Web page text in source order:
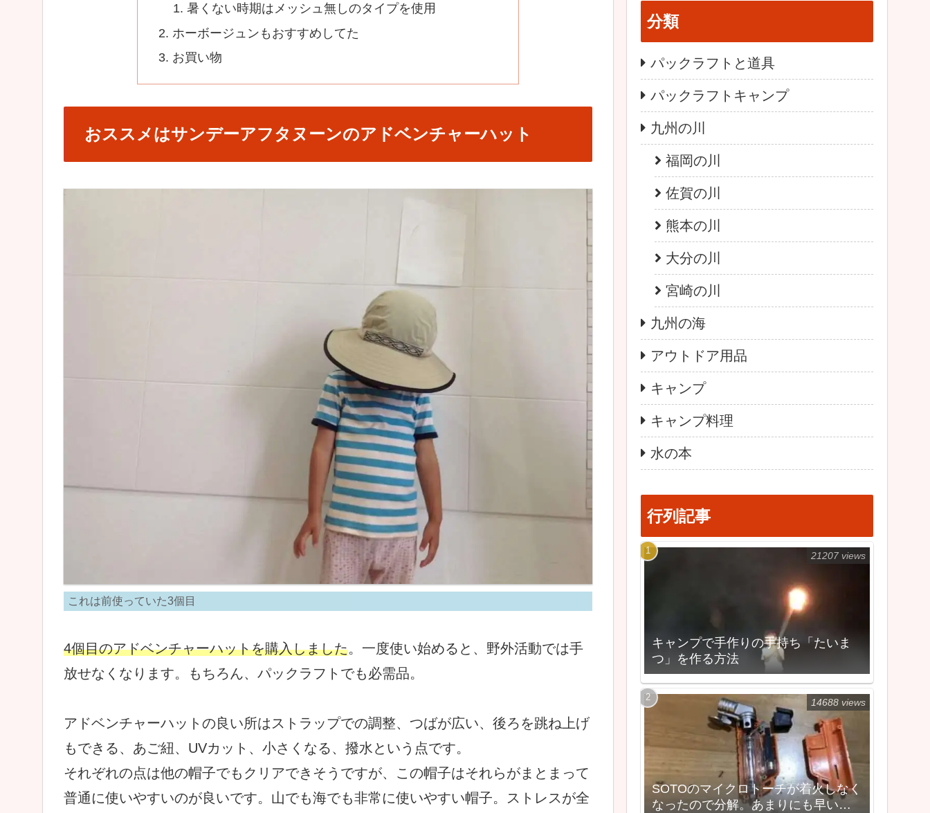
暑くない時期はメッシュ無しのタイプを使用
ホーボージュンもおすすめしてた
お買い物
おススメはサンデーアフタヌーンのアドベンチャーハット
これは前使っていた3個目
4個目のアドベンチャーハットを購入しました。一度使い始めると、野外活動では手
放せなくなります。もちろん、パックラフトでも必需品。
アドベンチャーハットの良い所はストラップでの調整、つばが広い、後ろを跳ね上げ
もできる、あご紐、UVカット、小さくなる、撥水という点です。
それぞれの点は他の帽子でもクリアできそうですが、この帽子はそれらがまとまって
普通に使いやすいのが良いです。山でも海でも非常に使いやすい帽子。ストレスが全
分類
パックラフトと道具
パックラフトキャンプ
九州の川
福岡の川
佐賀の川
熊本の川
大分の川
宮崎の川
九州の海
アウトドア用品
キャンプ
キャンプ料理
水の本
行列記事
キャンプで手作りの手持ち「たいま
つ」を作る方法
21207 views
SOTOのマイクロトーチが着火しなく
なったので分解。あまりにも早い故
14688 views